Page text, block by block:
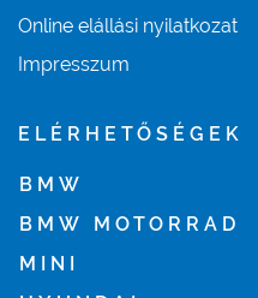
Online elállási nyilatkozat
Impresszum
ELÉRHETŐSÉGEK
BMW
BMW MOTORRAD
MINI